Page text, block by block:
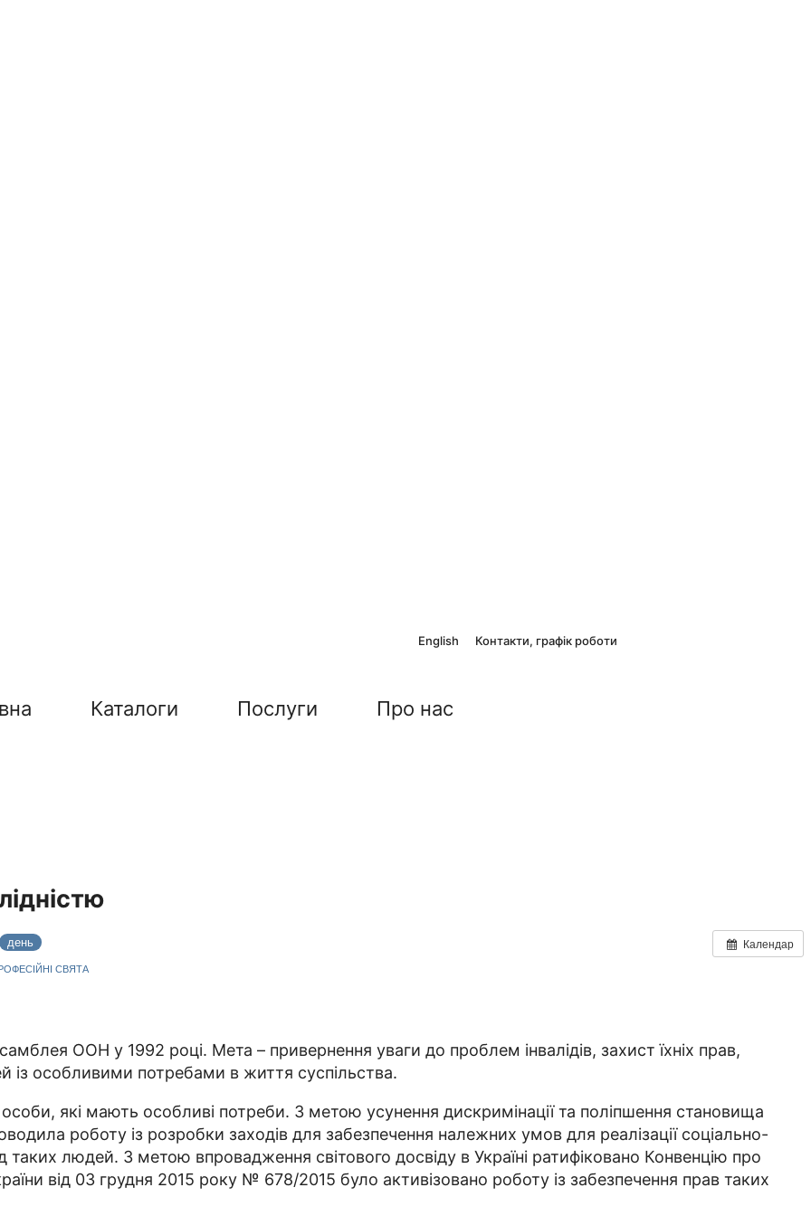
English Контакти, графік роботи
Каталоги Послуги Про нас
Календар
день
СВЯТА
ООН у 1992 році. Мета – привернення уваги до проблем інвалідів, захист їхніх прав,
із особливими потребами в життя суспільства.
які мають особливі потреби. З метою усунення дискримінації та поліпшення становища
роботу із розробки заходів для забезпечення належних умов для реалізації соціально-
людей. З метою впровадження світового досвіду в Україні ратифіковано Конвенцію про
від 03 грудня 2015 року № 678/2015 було активізовано роботу із забезпечення прав таких